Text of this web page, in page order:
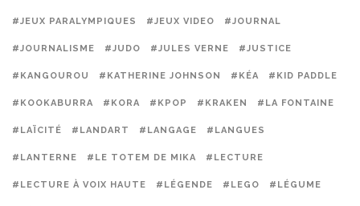
#JEUX PARALYMPIQUES #JEUX VIDEO #JOURNAL
#JOURNALISME #JUDO #JULES VERNE #JUSTICE
#KANGOUROU #KATHERINE JOHNSON #KÉA #KID PADDLE
#KOOKABURRA #KORA #KPOP #KRAKEN #LA FONTAINE
#LAÏCITÉ #LANDART #LANGAGE #LANGUES
#LANTERNE #LE TOTEM DE MIKA #LECTURE
#LECTURE À VOIX HAUTE #LÉGENDE #LEGO #LÉGUME